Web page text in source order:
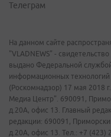
Телеграм
На данном сайте
"VLADNEWS" -
выдано Федеральной
информационных
(Роскомнадзор) 17 мая 2018
Медиа Центр". 690091,
д.20А, офис 13. Главный
редакции: 690091,
д.20А, офис 13. Тел.: +7 (423)